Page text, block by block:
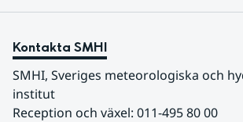
Kontakta SMHI
SMHI, Sveriges meteorologiska och
institut
Reception och växel: 011-495 80 00